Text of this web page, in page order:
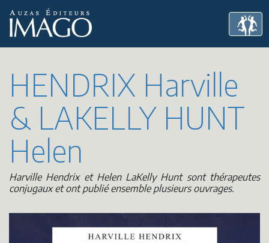
HENDRIX Harville
& LAKELLY HUNT
Helen
Harville Hendrix et Helen LaKelly Hunt sont thérapeutes
conjugaux et ont publié ensemble plusieurs ouvrages.